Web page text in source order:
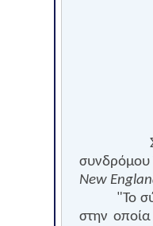
συνδρόμου
New
"Το
στην